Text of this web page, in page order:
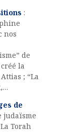
:
nos
de
la
; “La
de
judaïsme
Torah